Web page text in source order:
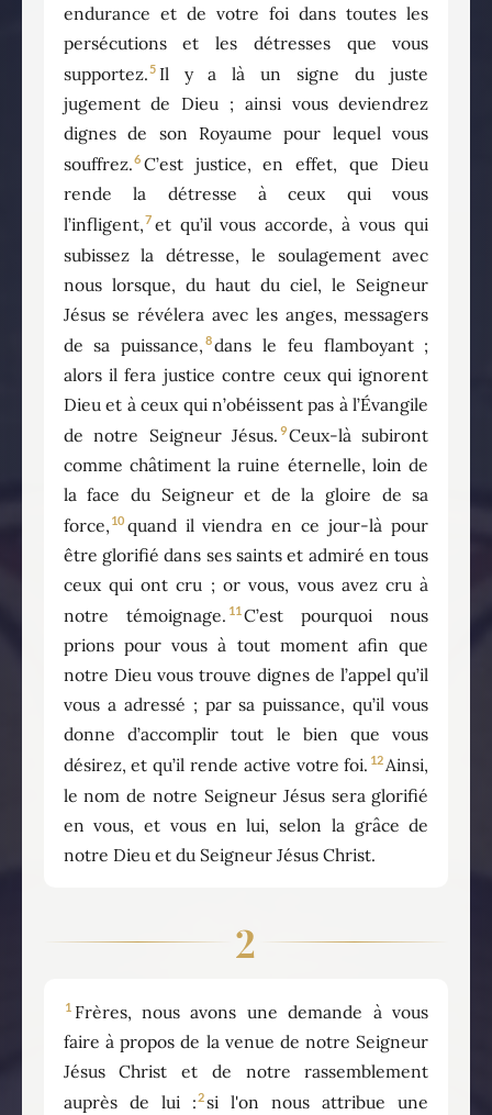
endurance et de votre foi dans toutes les
persécutions et les détresses que vous
supportez.5 Il y a là un signe du juste
jugement de Dieu ; ainsi vous deviendrez
dignes de son Royaume pour lequel vous
souffrez.6 C’est justice, en effet, que Dieu
rende la détresse à ceux qui vous
l’infligent,7 et qu’il vous accorde, à vous qui
subissez la détresse, le soulagement avec
nous lorsque, du haut du ciel, le Seigneur
Jésus se révélera avec les anges, messagers
de sa puissance, 8dans le feu flamboyant ;
alors il fera justice contre ceux qui ignorent
Dieu et à ceux qui n’obéissent pas à l’Évangile
de notre Seigneur Jésus. 9Ceux-là subiront
comme châtiment la ruine éternelle, loin de
la face du Seigneur et de la gloire de sa
force, 10 quand il viendra en ce jour-là pour
être glorifié dans ses saints et admiré en tous
ceux qui ont cru ; or vous, vous avez cru à
notre témoignage. 11 C’est pourquoi nous
prions pour vous à tout moment afin que
notre Dieu vous trouve dignes de l’appel qu’il
vous a adressé ; par sa puissance, qu’il vous
donne d’accomplir tout le bien que vous
désirez, et qu’il rende active votre foi. 12Ainsi,
le nom de notre Seigneur Jésus sera glorifié
en vous, et vous en lui, selon la grâce de
notre Dieu et du Seigneur Jésus Christ.
2
1 Frères, nous avons une demande à vous
faire à propos de la venue de notre Seigneur
Jésus Christ et de notre rassemblement
auprès de lui :2si l'on nous attribue une